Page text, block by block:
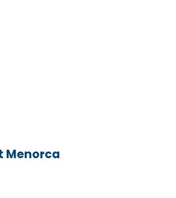
Menorca